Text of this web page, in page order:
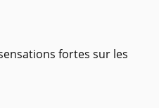
fortes sur les